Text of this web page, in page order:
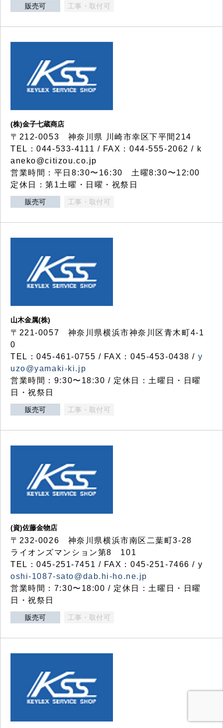
販売可 工事・取付可
(株)金子七蔵商店
〒212-0053 神奈川県 川崎市幸区下平間214
TEL：044-533-4111 / FAX：044-555-2062 / k
aneko@citizou.co.jp
営業時間：平日8:30〜16:30 土曜8:30〜12:00
定休日：第1土曜・日曜・祝祭日
販売可 工事・取付可
山木金属(株)
〒221-0057 神奈川県横浜市神奈川区青木町4-1
0
TEL：045-461-0755 / FAX：045-453-0438 / y
uzo@yamaki-ki.jp
営業時間：9:30〜18:30 / 定休日：土曜日・日曜
日・祝祭日
販売可 工事・取付可
(資)佐藤金物店
〒232-0026 神奈川県横浜市南区二葉町3-28
ライオンズマンション第8 101
TEL：045-251-7451 / FAX：045-251-7466 / y
oshi-1087-sato@dab.hi-ho.ne.jp
営業時間：7:30〜18:00 / 定休日：土曜日・日曜
日・祝祭日
販売可 工事・取付可